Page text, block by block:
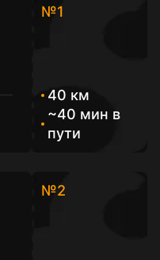
№1
40 км
~40 мин в
пути
№2